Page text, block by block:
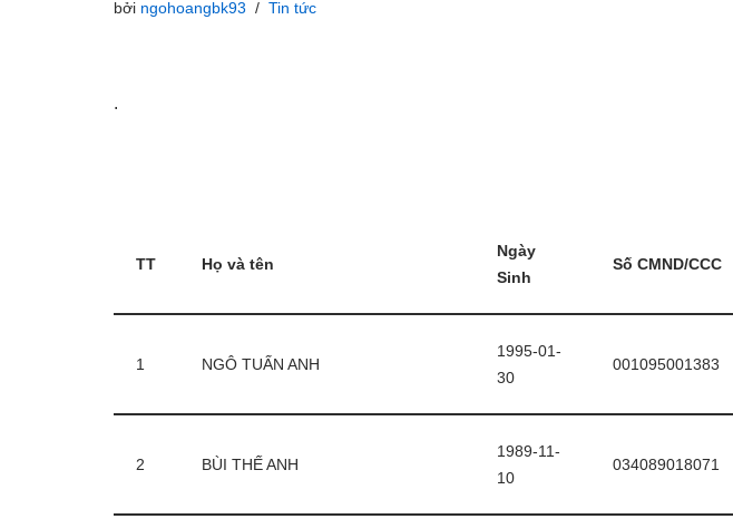
bởi ngohoangbk93 Tin tức
.
TT Họ và tên
Ngày
Sinh
Số CMND/CCC
1 NGÔ TUẤN ANH
1995-01-
30
001095001383
2 BÙI THẾ ANH
1989-11-
10
034089018071